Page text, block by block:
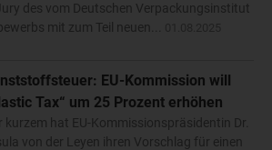
des vom Deutschen Verpackungsinstitut
mit zum Teil neuen...
EU-Kommission will
Tax“ um 25 Prozent erhöhen
kurzem hat EU-Kommissionspräsidentin Dr.
von der Leyen ihren Vorschlag für einen